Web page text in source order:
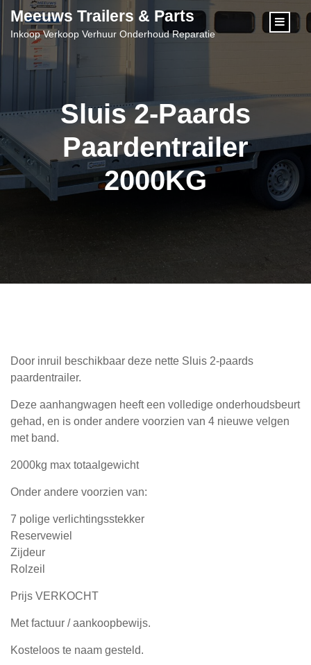
content
Meeuws Trailers & Parts
Inkoop Verkoop Verhuur Onderhoud Reparatie
Sluis 2-Paards
Paardentrailer
2000KG
Door inruil beschikbaar deze nette Sluis 2-paards
paardentrailer.
Deze aanhangwagen heeft een volledige onderhoudsbeurt
gehad, en is onder andere voorzien van 4 nieuwe velgen
met band.
2000kg max totaalgewicht
Onder andere voorzien van:
7 polige verlichtingsstekker
Reservewiel
Zijdeur
Rolzeil
Prijs VERKOCHT
Met factuur / aankoopbewijs.
Kosteloos te naam gesteld.